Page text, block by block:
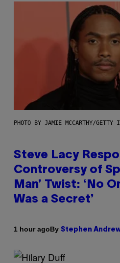
PHOTO BY JAMIE MCCARTHY/GETTY
Steve Lacy
Controversy of
Man’ Twist: ‘No
Was a Secret’
1 hour agoBy Stephen